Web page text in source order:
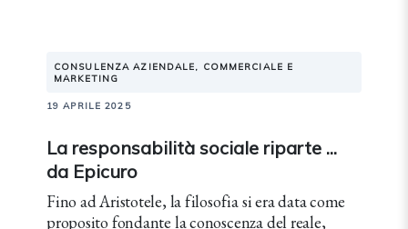
CONSULENZA AZIENDALE, COMMERCIALE E
MARKETING
19 APRILE 2025
La responsabilità sociale riparte ...
da Epicuro
Fino ad Aristotele, la filosofia si era data come
proposito fondante la conoscenza del reale,